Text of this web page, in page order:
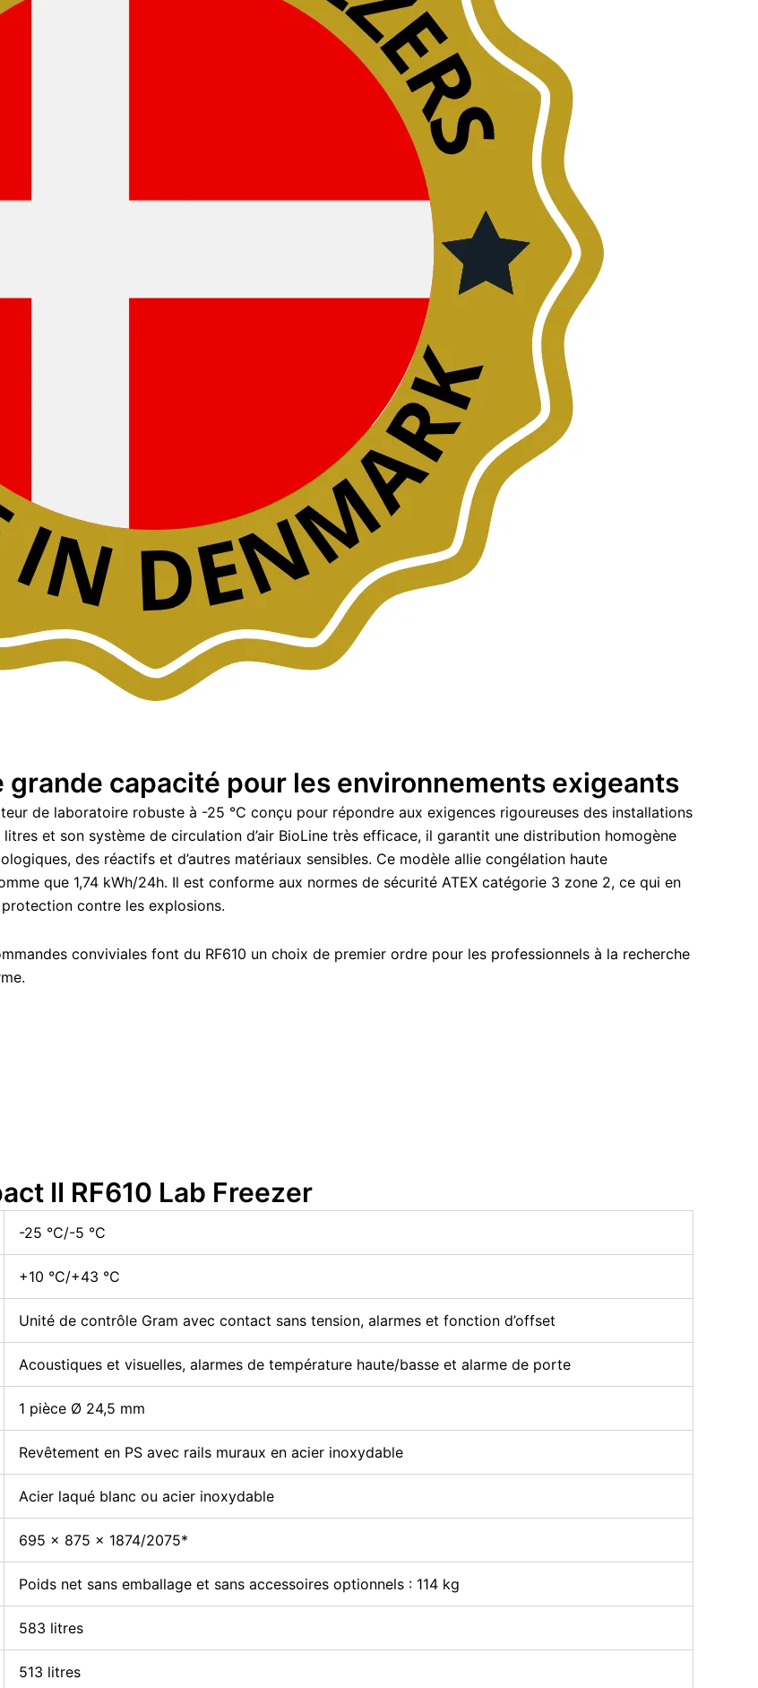
capacité pour les environnements exigeants
de laboratoire robuste à -25 °C conçu pour répondre aux exigences rigoureuses des installations
et son système de circulation d’air BioLine très efficace, il garantit une distribution homogène
des réactifs et d’autres matériaux sensibles. Ce modèle allie congélation haute
que 1,74 kWh/24h. Il est conforme aux normes de sécurité ATEX catégorie 3 zone 2, ce qui en
contre les explosions.
conviviales font du RF610 un choix de premier ordre pour les professionnels à la recherche
II RF610 Lab Freezer
-25 °C/-5 °C
+10 °C/+43 °C
Unité de contrôle Gram avec contact sans tension, alarmes et fonction d’offset
Acoustiques et visuelles, alarmes de température haute/basse et alarme de porte
1 pièce Ø 24,5 mm
Revêtement en PS avec rails muraux en acier inoxydable
Acier laqué blanc ou acier inoxydable
695 x 875 x 1874/2075*
Poids net sans emballage et sans accessoires optionnels : 114 kg
583 litres
513 litres